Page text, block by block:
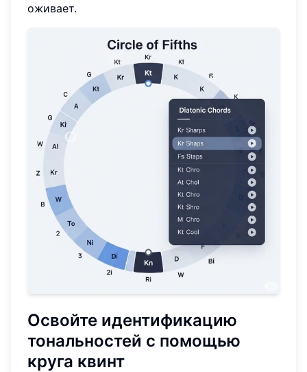
оживает.
Освойте идентификацию
тональностей с помощью
круга квинт